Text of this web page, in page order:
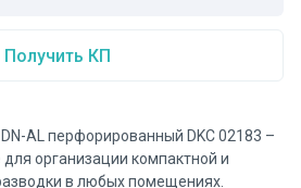
Получить КП
AL перфорированный DKC 02183 –
организации компактной и
в любых помещениях.